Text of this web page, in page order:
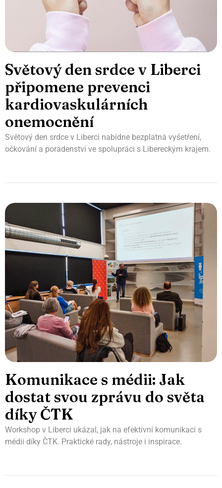
Světový den srdce v Liberci
připomene prevenci
kardiovaskulárních
onemocnění
Světový den srdce v Liberci nabídne bezplatná vyšetření,
očkování a poradenství ve spolupráci s Libereckým krajem.
Komunikace s médii: Jak
dostat svou zprávu do světa
díky ČTK
Workshop v Liberci ukázal, jak na efektivní komunikaci s
médii díky ČTK. Praktické rady, nástroje i inspirace.